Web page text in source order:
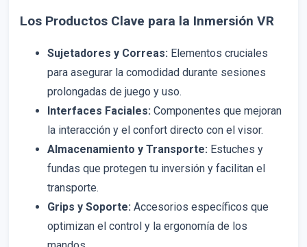
Los Productos Clave para la Inmersión VR
Sujetadores y Correas: Elementos cruciales
para asegurar la comodidad durante sesiones
prolongadas de juego y uso.
Interfaces Faciales: Componentes que mejoran
la interacción y el confort directo con el visor.
Almacenamiento y Transporte: Estuches y
fundas que protegen tu inversión y facilitan el
transporte.
Grips y Soporte: Accesorios específicos que
optimizan el control y la ergonomía de los